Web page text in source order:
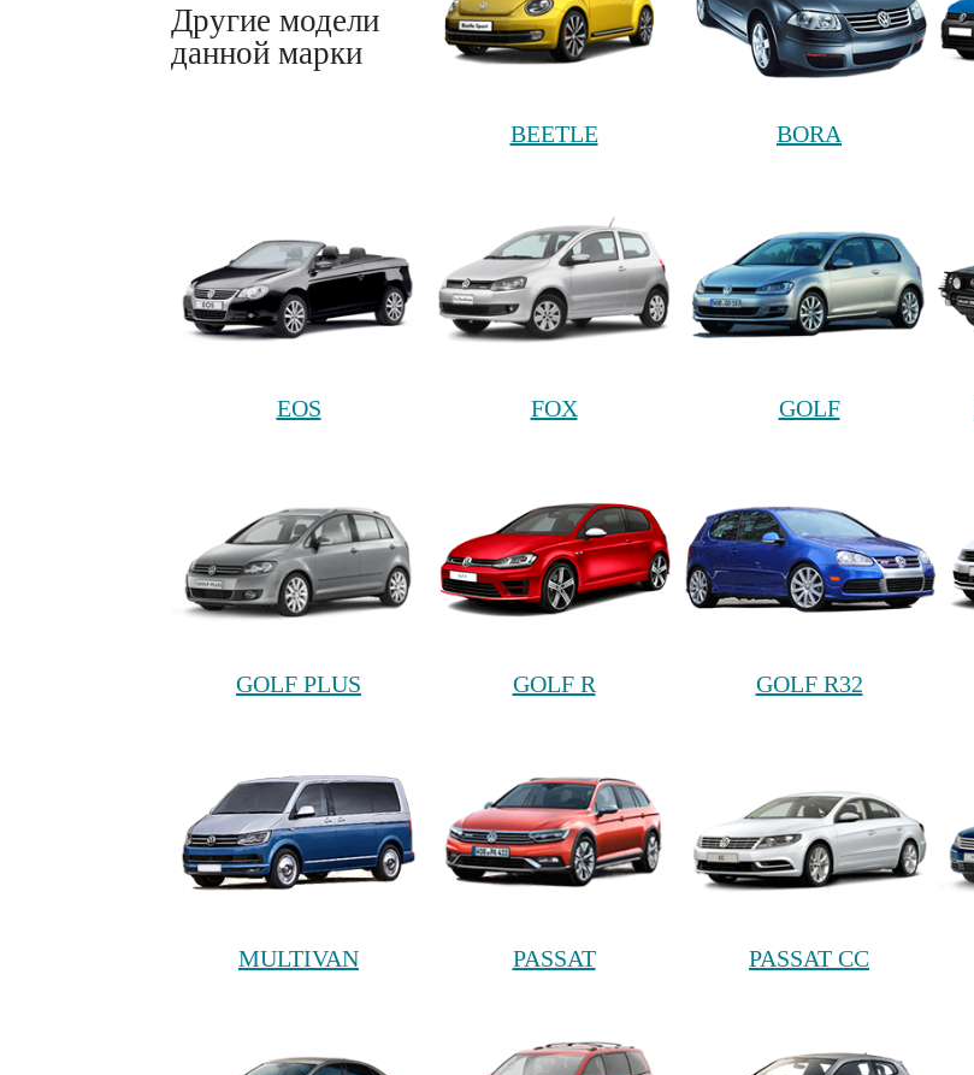
Другие модели
данной марки
BEETLE BORA
EOS FOX GOLF
GOLF PLUS GOLF R GOLF R32
MULTIVAN PASSAT PASSAT CC